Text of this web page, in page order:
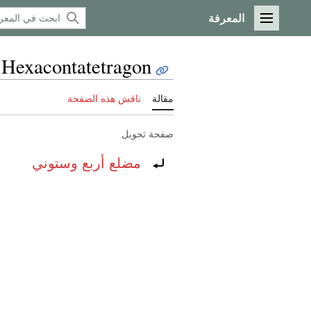
القائمة الرئيسية
المعرفة
Hexacontatetragon
مقالة ناقش هذه الصفحة
صفحة تحويل
تحويل إلى:مضلع أربع وستوني